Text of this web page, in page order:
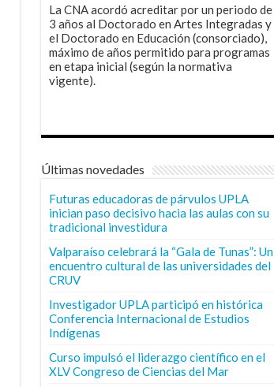
La CNA acordó acreditar por un periodo de
3 años al Doctorado en Artes Integradas y
el Doctorado en Educación (consorciado),
máximo de años permitido para programas
en etapa inicial (según la normativa
vigente).
Últimas novedades
Futuras educadoras de párvulos UPLA
inician paso decisivo hacia las aulas con su
tradicional investidura
Valparaíso celebrará la “Gala de Tunas”: Un
encuentro cultural de las universidades del
CRUV
Investigador UPLA participó en histórica
Conferencia Internacional de Estudios
Indígenas
Curso impulsó el liderazgo científico en el
XLV Congreso de Ciencias del Mar